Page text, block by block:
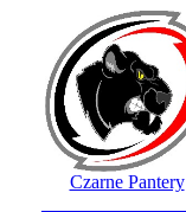
Czarne Pantery